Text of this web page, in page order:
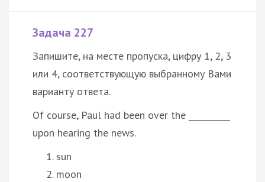
Задача 227
Запишите, на месте пропуска, цифру 1, 2, 3
или 4, соответствующую выбранному Вами
варианту ответа.
Of course, Paul had been over the __________
upon hearing the news.
sun
moon